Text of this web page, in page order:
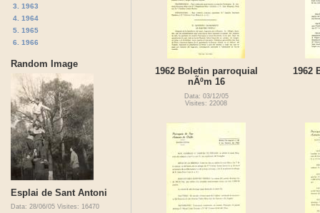
3. 1963
4. 1964
5. 1965
6. 1966
Random Image
Esplai de Sant Antoni
Data: 28/06/05 Visites: 16470
1962 Boletin parroquial
nÃºm 16
Data: 03/12/05
Visites: 22008
1962